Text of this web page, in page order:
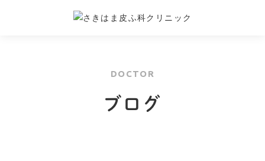
DOCTOR
ブログ